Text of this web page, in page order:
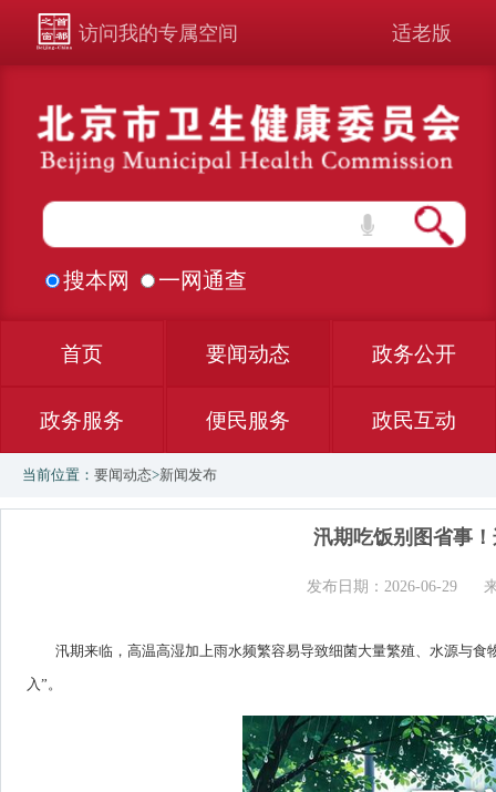
访问我的专属空间 适老版
搜本网 一网通查
首页 要闻动态 政务公开
政务服务 便民服务 政民互动
当前位置： 要闻动态>新闻发布
汛期吃饭别图省事
发布日期：2026-06-29
汛期来临，高温高湿加上雨水频繁容易导致细菌大量繁殖、水源与
入”。